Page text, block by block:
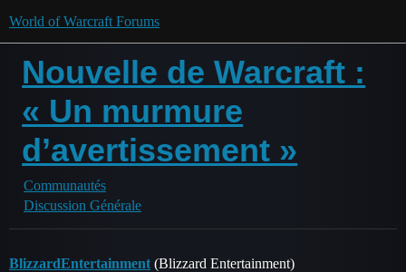
World of Warcraft Forums
Nouvelle de Warcraft :
« Un murmure
d’avertissement »
Communautés
Discussion Générale
BlizzardEntertainment (Blizzard Entertainment)